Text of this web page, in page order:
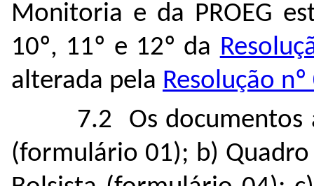
Monitoria e da PROEG
10º, 11º e 12º da
alterada pela Resolução
7.2 Os documentos
(formulário 01); b)